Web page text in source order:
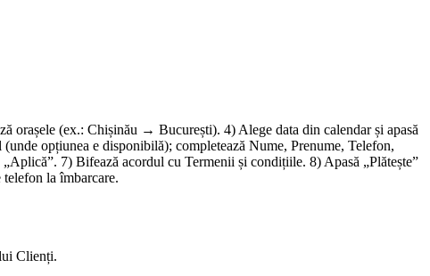
orașele (ex.: Chișinău → București). 4) Alege data din calendar și apasă
opțiunea e disponibilă); completează Nume, Prenume, Telefon,
7) Bifează acordul cu Termenii și condițiile. 8) Apasă „Plătește”
la îmbarcare.
Clienți.